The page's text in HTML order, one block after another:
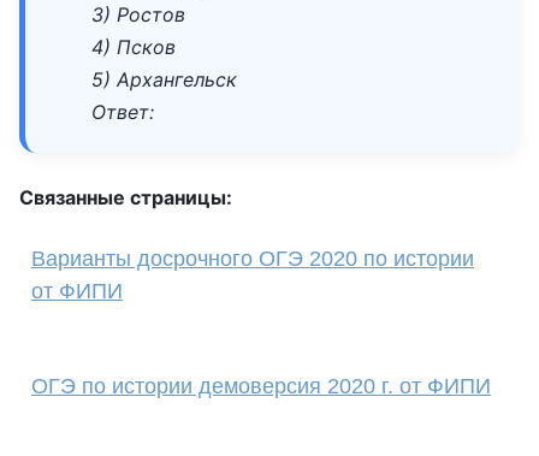
3) Ростов
4) Псков
5) Архангельск
Ответ:
Связанные страницы:
Варианты досрочного ОГЭ 2020 по истории
от ФИПИ
ОГЭ по истории демоверсия 2020 г. от ФИПИ